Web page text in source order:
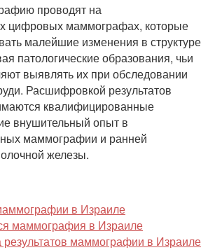
проводят на
цифровых маммографах, которые
малейшие изменения в структуре
патологические образования, чьи
выявлять их при обследовании
Расшифровкой результатов
квалифицированные
внушительный опыт в
маммографии и ранней
железы.
в Израиле
маммография в Израиле
маммографии в Израиле